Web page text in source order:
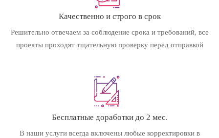
Качественно и строго в срок
Решительно отвечаем за соблюдение срока и требований, все
проекты проходят тщательную проверку перед отправкой
Бесплатные доработки до 2 мес.
В наши услуги всегда включены любые корректировки в